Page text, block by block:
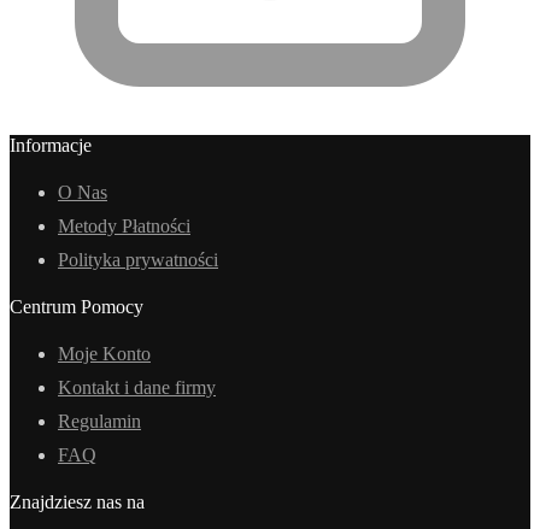
Informacje
O Nas
Metody Płatności
Polityka prywatności
Centrum Pomocy
Moje Konto
Kontakt i dane firmy
Regulamin
FAQ
Znajdziesz nas na